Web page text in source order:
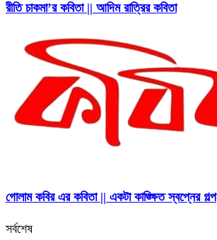
রীতি চাকমা’র কবিতা || আদিম রাত্রির কবিতা
গোলাম কবির এর কবিতা || একটা কাঙ্ক্ষিত স্বপ্নের গল্প
সর্বশেষ